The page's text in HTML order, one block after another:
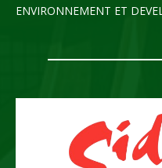
ENVIRONNEMENT ET